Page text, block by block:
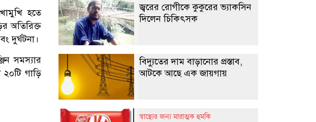
হতে
অতিরিক্ত
দুর্ঘটনা।
সমস্যার
২০টি গাড়ি
জ্বরের রোগীকে কুকুরের ভ্যাকসিন
দিলেন চিকিৎসক
বিদ্যুতের দাম বাড়ানোর প্রস্তাব,
আটকে আছে এক জায়গায়
স্বাস্থ্যের জন্য মারাত্মক হুমকি